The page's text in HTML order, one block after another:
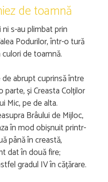
de toamnă
s-au plimbat prin
Podurilor, într-o tură
de toamnă.
abrupt cuprinsă între
parte, și Creasta Colților
Mic, pe de alta.
Brâului de Mijloc,
în mod obișnuit printr-
până în creastă,
dat în două fire;
gradul IV în cățărare.